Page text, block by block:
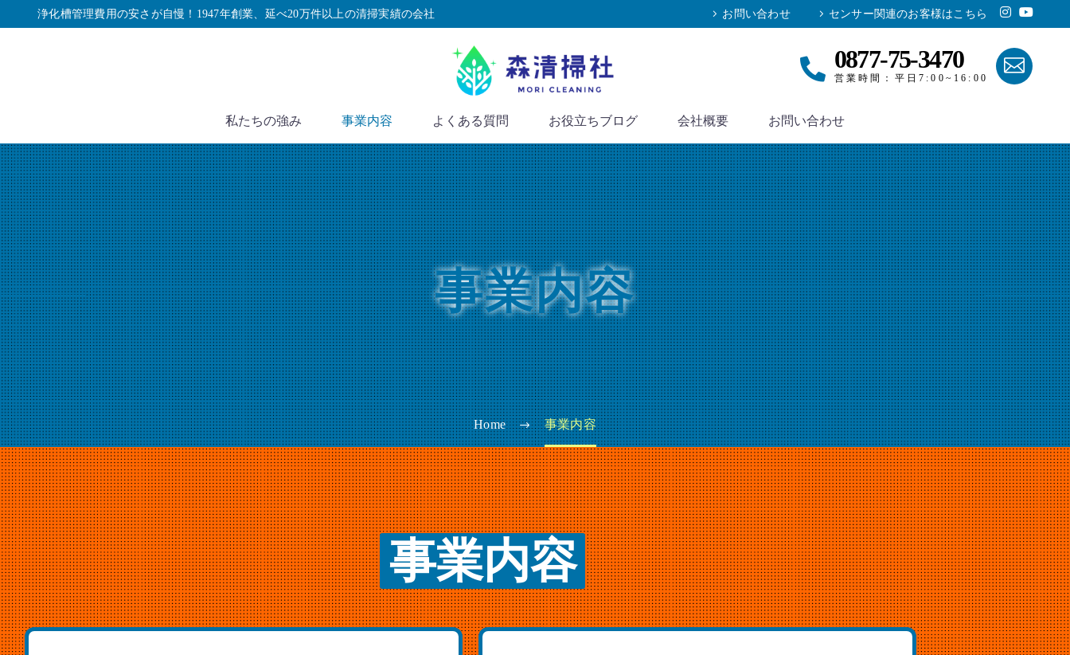
浄化槽管理費用の安さが自慢！1947年創業、延べ20万件以上の清掃実績の会社 お問い合わせ センサー関連のお客様はこちら
0877-75-3470
営業時間：平日7:00~16:00
私たちの強み 事業内容 よくある質問 お役立ちブログ 会社概要 お問い合わせ
事業内容
Home 事業内容
事業内容